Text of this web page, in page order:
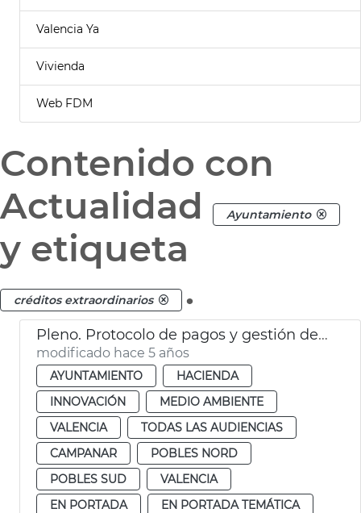
Valencia Ya
Vivienda
Web FDM
Contenido con
Actualidad
Ayuntamiento
y etiqueta
créditos extraordinarios .
Pleno. Protocolo de pagos y gestión de proveedores
modificado hace 5 años
AYUNTAMIENTO
HACIENDA
INNOVACIÓN
MEDIO AMBIENTE
VALENCIA
TODAS LAS AUDIENCIAS
CAMPANAR
POBLES NORD
POBLES SUD
VALENCIA
EN PORTADA
EN PORTADA TEMÁTICA